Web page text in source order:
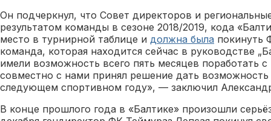
Он подчеркнул, что Совет директоров и
результатом команды в сезоне 2018/2019, кода
место в турнирной таблице и должна была покинуть
команда, которая находится сейчас в руководстве
имели возможность всего пять месяцев поработать
совместно с нами принял решение дать возможность
следующем спортивном году», — заключил
В конце прошлого года в «Балтике» произошли